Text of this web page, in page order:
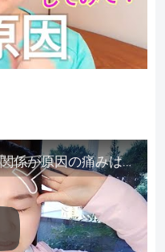
【知らないと苦しむ】人間関係が原因の痛みはトラウマ解除が必須。病院に行っても原因不明で治らない不調はこれをしてからケアしてみてください。